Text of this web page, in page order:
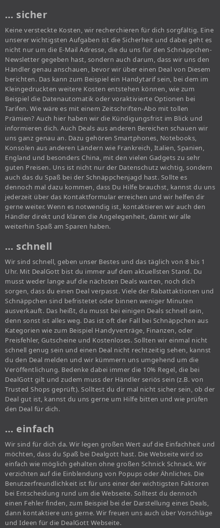
… sicher
Keine versteckte Kosten, wir recherchieren für dich sorgfältig. Eine
unserer wichtigsten Aufgaben ist die Sicherheit und dabei geht es
nicht nur um die E-Mail Adresse, die du uns für den Schnäppchen-
Newsletter gegeben hast, sondern auch darum, dass wir uns den
Händler genau anschauen, bevor wir über einen Deal von Diesem
berichten. Das kann zum Beispiel ein Handytarif sein, bei dem im
Kleingedruckten weitere Kosten entstehen können, wie zum
Beispiel die Datenautomatik oder voraktivierte Optionen bei
Tarifen. Wie wäre es mit einem Zeitschriften-Abo mit tollen
Prämien? Auch hier haben wir die Kündigungsfrist im Blick und
informieren dich. Auch Deals aus anderen Bereichen schauen wir
uns ganz genau an. Dazu gehören Smartphones, Notebooks,
Konsolen aus anderen Ländern wie Frankreich, Italien, Spanien,
England und besonders China, mit den vielen Gadgets zu sehr
guten Preisen. Uns ist nicht nur der Datenschutz wichtig, sondern
auch das du Spaß bei der Schnäppchenjagd hast. Sollte es
dennoch mal dazu kommen, dass Du Hilfe brauchst, kannst du uns
jederzeit über das Kontaktformular erreichen und wir helfen dir
gerne weiter. Wenn es notwendig ist, kontaktieren wir auch den
Händler direkt und klären die Angelegenheit, damit wir alle
weiterhin Spaß am Sparen haben.
… schnell
Wir sind schnell, geben unser Bestes und das täglich von 8 bis 1
Uhr. Mit DealGott bist du immer auf dem aktuellsten Stand. Du
musst weder lange auf die nächsten Deals warten, noch dich
sorgen, dass du einen Deal verpasst. Viele der Rabattaktionen und
Schnäppchen sind befristetet oder binnen weniger Minuten
ausverkauft. Das heißt, du musst bei einigen Deals schnell sein,
denn sonst ist alles weg. Das ist oft der Fall bei Schnäppchen aus
Kategorien wie zum Beispiel Handyverträge, Finanzen, oder
Preisfehler, Gutscheine und Kostenloses. Sollten wir einmal nicht
schnell genug sein und einen Deal nicht rechtzeitig sehen, kannst
du den Deal melden und wir kümmern uns umgehend um die
Veröffentlichung. Bedenke dabei immer die 10% Regel, die bei
DealGott gilt und zudem muss der Händler seriös sein (z.B. von
Trusted Shops geprüft). Solltest du dir mal nicht sicher sein, ob der
Deal gut ist, kannst du uns gerne um Hilfe bitten und wie prüfen
den Deal für dich.
… einfach
Wir sind für dich da. Wir legen großen Wert auf die Einfachheit und
möchten, dass du Spaß bei Dealgott hast. Die Webseite wird so
einfach wie möglich gehalten ohne großen Schnick Schnack. Wir
verzichten auf die Einblendung von Popups oder Ähnliches. Die
Benutzerfreundlichkeit ist für uns einer der wichtigsten Faktoren
bei Entscheidung rund um die Webseite. Solltest du dennoch
einen Fehler finden, zum Beispiel bei der Darstellung eines Deals,
dann kontaktiere uns gerne. Wir freuen uns auch über Vorschläge
und Ideen für die DealGott Webseite.